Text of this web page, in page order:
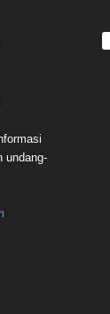
undang-